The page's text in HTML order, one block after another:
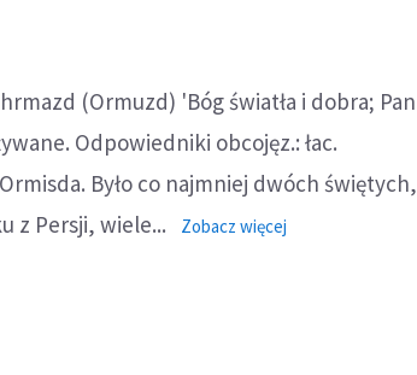
(Ormuzd) 'Bóg światła i dobra; Pan
Odpowiedniki obcojęz.: łac.
Było co najmniej dwóch świętych,
z Persji, wiele...
Zobacz więcej